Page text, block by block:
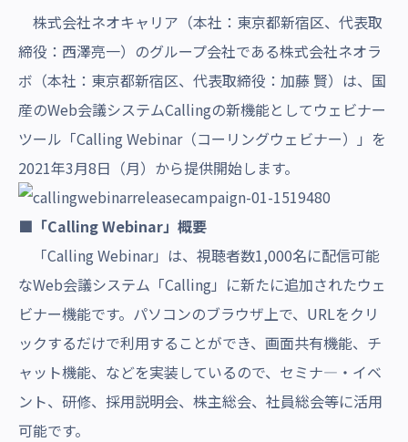
株式会社ネオキャリア（本社：東京都新宿区、代表取
締役：西澤亮一）のグループ会社である株式会社ネオラ
ボ（本社：東京都新宿区、代表取締役：加藤 賢）は、国
産のWeb会議システムCallingの新機能としてウェビナー
ツール「Calling Webinar（コーリングウェビナー）」 を
2021年3月8日（月）から提供開始します。
■「Calling Webinar」概要
「Calling Webinar」は、視聴者数1,000名に配信可能
なWeb会議システム「Calling」に新たに追加されたウェ
ビナー機能です。パソコンのブラウザ上で、URLをクリ
ックするだけで利用することができ、画面共有機能、チ
ャット機能、などを実装しているので、 セミナ―・イベ
ント、研修、採用説明会、株主総会、社員総会等に活用
可能です。